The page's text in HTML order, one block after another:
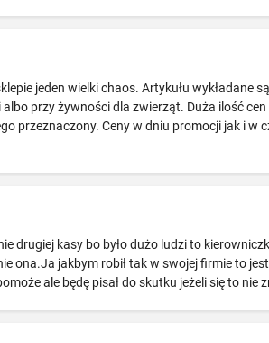
jeden wielki chaos. Artykułu wykładane
przy żywności dla zwierząt. Duża ilość
przeznaczony. Ceny w dniu promocji jak i w
drugiej kasy bo było dużo ludzi to
ona.Ja jakbym robił tak w swojej firmie to
ale będę pisał do skutku jeżeli się to nie